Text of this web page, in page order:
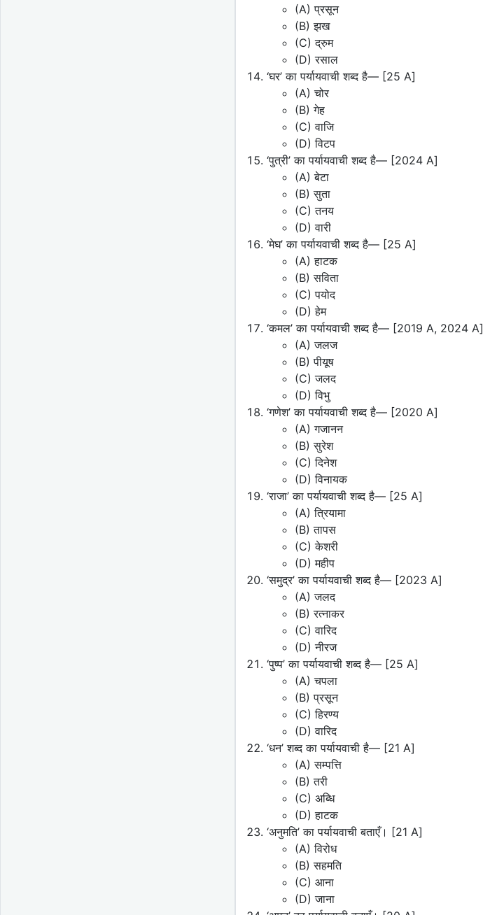
(A) प्रसून
(B) झख
(C) द्रुम
(D) रसाल
‘घर’ का पर्यायवाची शब्द है— [25 A]
(A) चोर
(B) गेह
(C) वाजि
(D) विटप
‘पुत्री’ का पर्यायवाची शब्द है— [2024 A]
(A) बेटा
(B) सुता
(C) तनय
(D) वारी
‘मेघ’ का पर्यायवाची शब्द है— [25 A]
(A) हाटक
(B) सविता
(C) पयोद
(D) हेम
‘कमल’ का पर्यायवाची शब्द है— [2019 A, 2024 A]
(A) जलज
(B) पीयूष
(C) जलद
(D) विभु
‘गणेश’ का पर्यायवाची शब्द है— [2020 A]
(A) गजानन
(B) सुरेश
(C) दिनेश
(D) विनायक
‘राजा’ का पर्यायवाची शब्द है— [25 A]
(A) त्रियामा
(B) तापस
(C) केशरी
(D) महीप
‘समुद्र’ का पर्यायवाची शब्द है— [2023 A]
(A) जलद
(B) रत्नाकर
(C) वारिद
(D) नीरज
‘पुष्प’ का पर्यायवाची शब्द है— [25 A]
(A) चपला
(B) प्रसून
(C) हिरण्य
(D) वारिद
‘धन’ शब्द का पर्यायवाची है— [21 A]
(A) सम्पत्ति
(B) तरी
(C) अब्धि
(D) हाटक
‘अनुमति’ का पर्यायवाची बताएँ। [21 A]
(A) विरोध
(B) सहमति
(C) आना
(D) जाना